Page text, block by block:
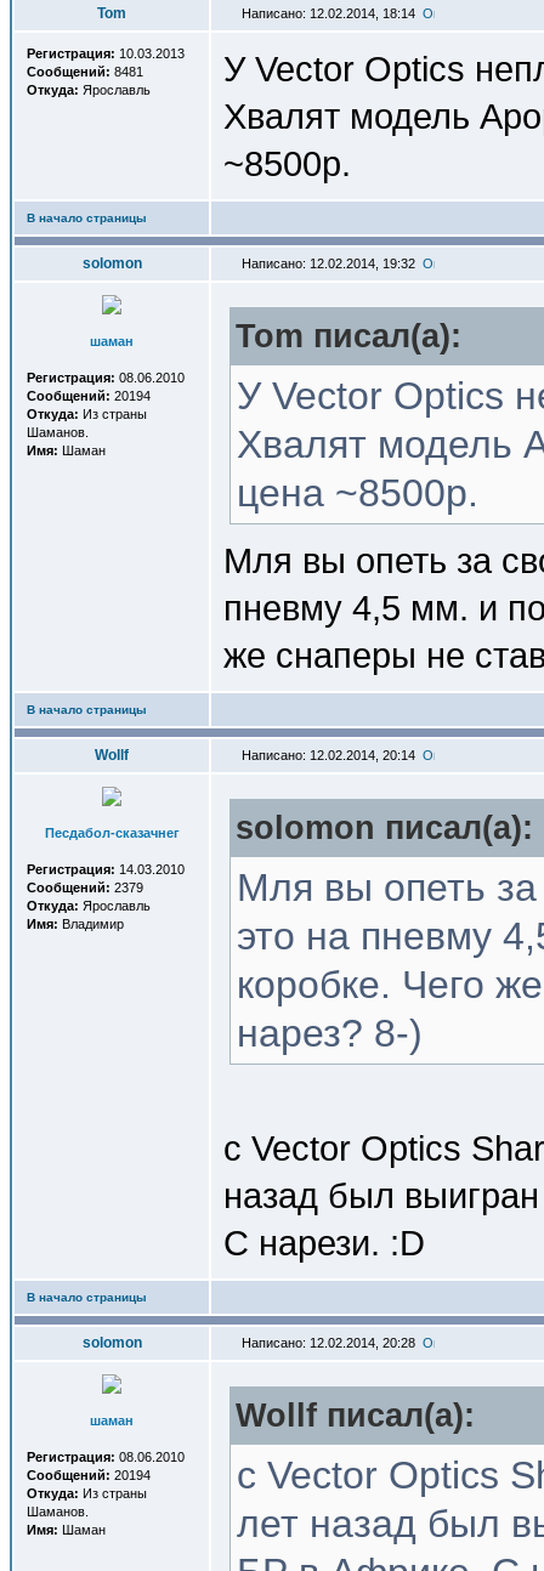
Tom Написано: 12.02.2014, 18:14
Регистрация: 10.03.2013
Сообщений: 8481
Откуда: Ярославль
У Vector Optics
Хвалят модель
~8500р.
В начало страницы
solomon Написано: 12.02.2014, 19:32
шаман
Регистрация: 08.06.2010
Сообщений: 20194
Откуда: Из страны
Шаманов.
Имя: Шаман
Tom писал(a):
У Vector Optics
Хвалят модель
цена ~8500р.
Мля вы опеть за
пневму 4,5 мм. и
же снаперы не
В начало страницы
Wollf Написано: 12.02.2014, 20:14
Песдабол-сказачнег
Регистрация: 14.03.2010
Сообщений: 2379
Откуда: Ярославль
Имя: Владимир
solomon писал(a):
Мля вы опеть
это на пневму
коробке. Чего
нарез? 8-)
с Vector Optics
назад был
С нарези. :D
В начало страницы
solomon Написано: 12.02.2014, 20:28
шаман
Регистрация: 08.06.2010
Сообщений: 20194
Откуда: Из страны
Шаманов.
Имя: Шаман
Wollf писал(a):
с Vector Optics
лет назад был